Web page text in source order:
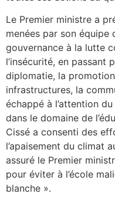
Le Premier ministre a
menées par son équipe
gouvernance à la lutte
l’insécurité, en passant
diplomatie, la
infrastructures, la
échappé à l’attention
dans le domaine de
Cissé a consenti des
l’apaisement du climat
assuré le Premier
pour éviter à l’école
blanche ».